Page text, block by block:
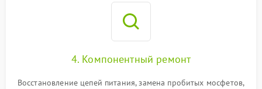
4. Компонентный ремонт
Восстановление цепей питания, замена пробитых мосфетов,